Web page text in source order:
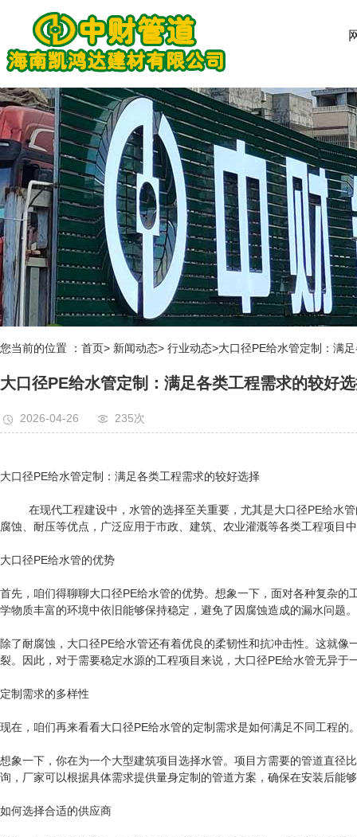
您当前的位置 ：首页> 新闻动态> 行业动态>大口径PE给水管定制：满
大口径PE给水管定制：满足各类工程需求的较好
2026-04-26 235次
大口径PE给水管定制：满足各类工程需求的较好选择
在现代工程建设中，水管的选择至关重要，尤其是大口径PE给水管
腐蚀、耐压等优点，广泛应用于市政、建筑、农业灌溉等各类工程项目
大口径PE给水管的优势
首先，咱们得聊聊大口径PE给水管的优势。想象一下，面对各种复杂
学物质丰富的环境中依旧能够保持稳定，避免了因腐蚀造成的漏水问题。
除了耐腐蚀，大口径PE给水管还有着优良的柔韧性和抗冲击性。这就
裂。因此，对于需要稳定水源的工程项目来说，大口径PE给水管无异于
定制需求的多样性
现在，咱们再来看看大口径PE给水管的定制需求是如何满足不同工程
想象一下，你在为一个大型建筑项目选择水管。项目方需要的管道直径
询，厂家可以根据具体需求提供量身定制的管道方案，确保在安装后能
如何选择合适的供应商